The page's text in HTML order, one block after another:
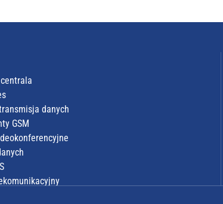
danych
GSM